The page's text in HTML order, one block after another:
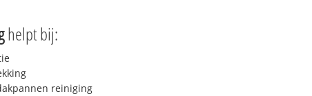
helpt bij:
reiniging